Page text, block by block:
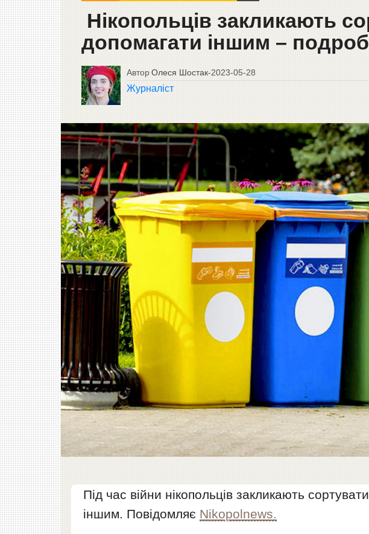
Нікопольців закликають
допомагати іншим –
Автор Олеся Шостак-2023-05-28
Журналіст
Під час війни нікопольців закликають
іншим. Повідомляє Nikopolnews.